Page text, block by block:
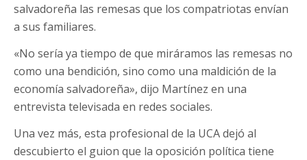
salvadoreña las remesas que los compatriotas envían
a sus familiares.
«No sería ya tiempo de que miráramos las remesas no
como una bendición, sino como una maldición de la
economía salvadoreña», dijo Martínez en una
entrevista televisada en redes sociales.
Una vez más, esta profesional de la UCA dejó al
descubierto el guion que la oposición política tiene